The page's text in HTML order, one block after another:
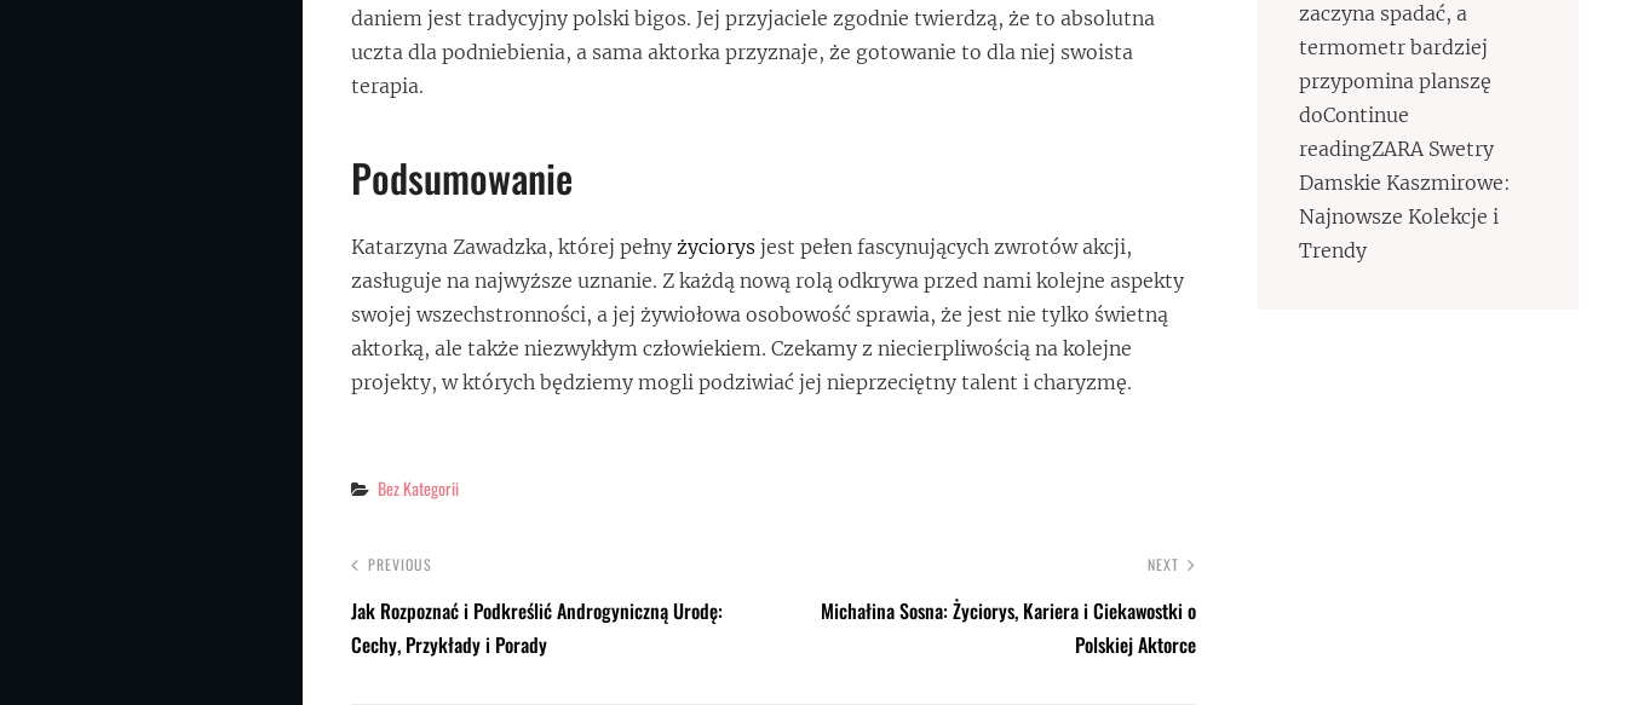
daniem jest tradycyjny polski bigos. Jej przyjaciele zgodnie twierdzą, że to absolutna
uczta dla podniebienia, a sama aktorka przyznaje, że gotowanie to dla niej swoista
terapia.
Podsumowanie
Katarzyna Zawadzka, której pełny życiorys jest pełen fascynujących zwrotów akcji,
zasługuje na najwyższe uznanie. Z każdą nową rolą odkrywa przed nami kolejne aspekty
swojej wszechstronności, a jej żywiołowa osobowość sprawia, że jest nie tylko świetną
aktorką, ale także niezwykłym człowiekiem. Czekamy z niecierpliwością na kolejne
projekty, w których będziemy mogli podziwiać jej nieprzeciętny talent i charyzmę.
Categories
Bez Kategorii
PREVIOUS
Jak Rozpoznać i Podkreślić Androgyniczną Urodę:
Cechy, Przykłady i Porady
NEXT
Michałina Sosna: Życiorys, Kariera i Ciekawostki o
Polskiej Aktorce
zaczyna spadać, a
termometr bardziej
przypomina planszę
doContinue
readingZARA Swetry
Damskie Kaszmirowe:
Najnowsze Kolekcje i
Trendy